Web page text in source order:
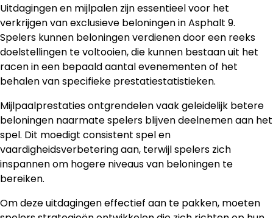
Uitdagingen en mijlpalen zijn essentieel voor het
verkrijgen van exclusieve beloningen in Asphalt 9.
Spelers kunnen beloningen verdienen door een reeks
doelstellingen te voltooien, die kunnen bestaan uit het
racen in een bepaald aantal evenementen of het
behalen van specifieke prestatiestatistieken.
Mijlpaalprestaties ontgrendelen vaak geleidelijk betere
beloningen naarmate spelers blijven deelnemen aan het
spel. Dit moedigt consistent spel en
vaardigheidsverbetering aan, terwijl spelers zich
inspannen om hogere niveaus van beloningen te
bereiken.
Om deze uitdagingen effectief aan te pakken, moeten